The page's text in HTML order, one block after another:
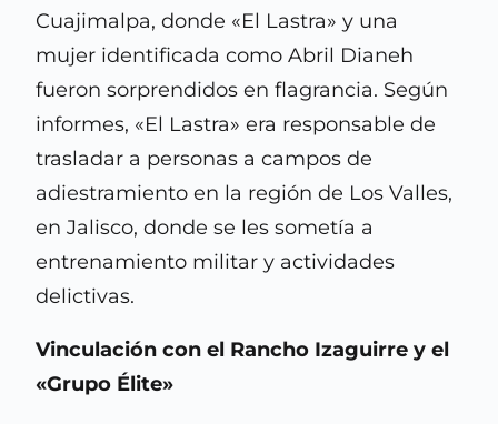
Cuajimalpa, donde «El Lastra» y una
mujer identificada como Abril Dianeh
fueron sorprendidos en flagrancia. Según
informes, «El Lastra» era responsable de
trasladar a personas a campos de
adiestramiento en la región de Los Valles,
en Jalisco, donde se les sometía a
entrenamiento militar y actividades
delictivas.
Vinculación con el Rancho Izaguirre y el
«Grupo Élite»